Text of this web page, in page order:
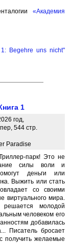
«Академия
Begehre uns nicht"
1
год,
544 стр.
Paradise
парк! Это не
силы воли и
деньги или
Выжить или стать
со своими
виртуального мира.
молодой
человеком его
добавилась
Писатель бросает
получить желаемые